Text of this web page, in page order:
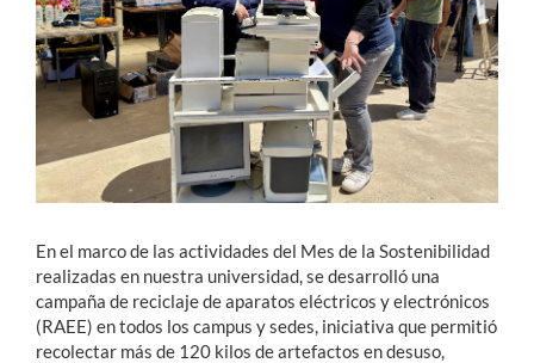
Funcionarios
Alumni
En el marco de las actividades del Mes de la Sostenibilidad
realizadas en nuestra universidad, se desarrolló una
campaña de reciclaje de aparatos eléctricos y electrónicos
(RAEE) en todos los campus y sedes, iniciativa que permitió
recolectar más de 120 kilos de artefactos en desuso,